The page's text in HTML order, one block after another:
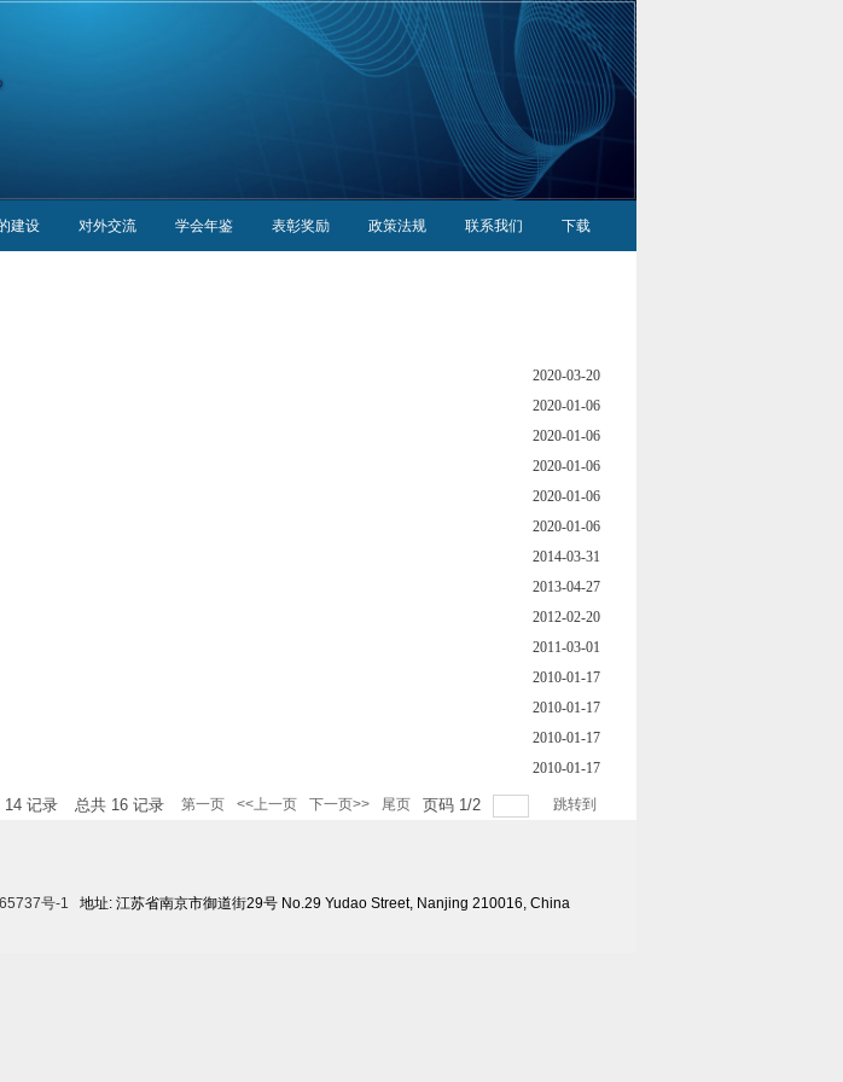
建设 对外交流 学会年鉴 表彰奖励 政策法规 联系我们 下载
2020-03-20
2020-01-06
2020-01-06
2020-01-06
2020-01-06
2020-01-06
2014-03-31
2013-04-27
2012-02-20
2011-03-01
2010-01-17
2010-01-17
2010-01-17
2010-01-17
14 记录 总共 16 记录 第一页 <<上一页 下一页>> 尾页 页码 1/2 跳转到
号-1 地址: 江苏省南京市御道街29号 No.29 Yudao Street, Nanjing 210016, China